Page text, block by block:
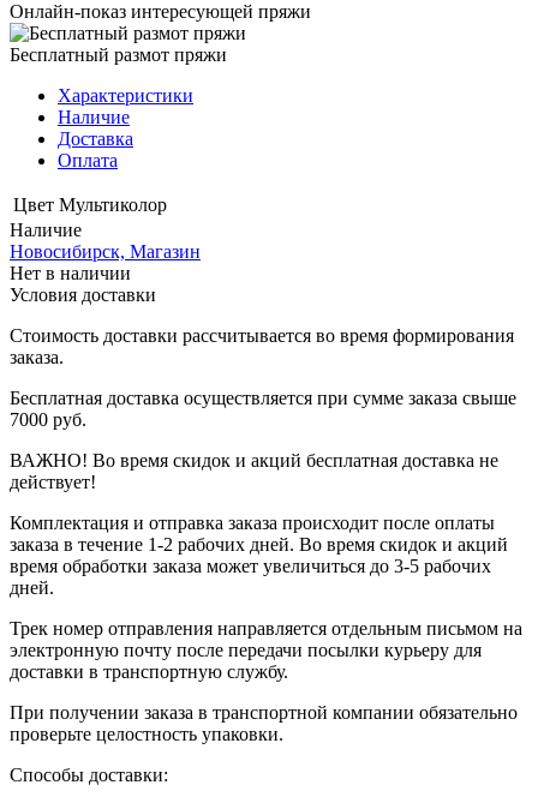
Онлайн-показ интересующей пряжи
Бесплатный размот пряжи
Характеристики
Наличие
Доставка
Оплата
Цвет Мультиколор
Наличие
Новосибирск, Магазин
Нет в наличии
Условия доставки
Стоимость доставки рассчитывается во время формирования
заказа.
Бесплатная доставка осуществляется при сумме заказа свыше
7000 руб.
ВАЖНО! Во время скидок и акций бесплатная доставка не
действует!
Комплектация и отправка заказа происходит после оплаты
заказа в течение 1-2 рабочих дней. Во время скидок и акций
время обработки заказа может увеличиться до 3-5 рабочих
дней.
Трек номер отправления направляется отдельным письмом на
электронную почту после передачи посылки курьеру для
доставки в транспортную службу.
При получении заказа в транспортной компании обязательно
проверьте целостность упаковки.
Способы доставки: